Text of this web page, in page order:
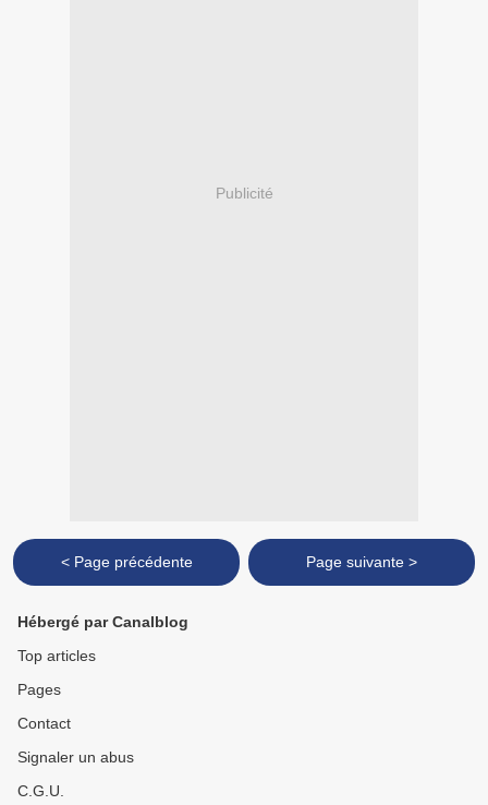
Publicité
< Page précédente Page suivante >
Hébergé par Canalblog
Top articles
Pages
Contact
Signaler un abus
C.G.U.